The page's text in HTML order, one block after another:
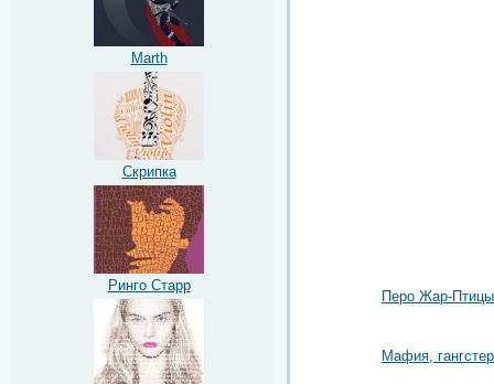
Marth
Скрипка
Ринго Старр
Перо Жар-Птицы
Мафия, гангстер